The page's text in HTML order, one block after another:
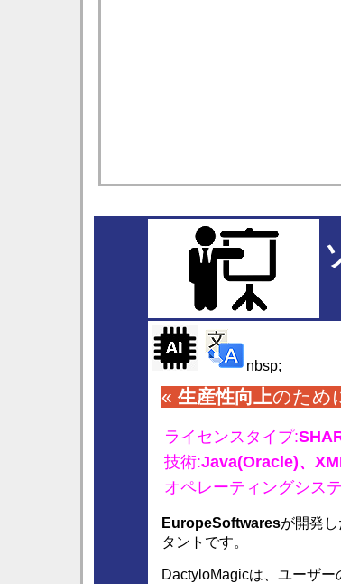
nbsp;
« 生産性向上のため
ライセンスタイプ:
技術:Java(Oracle)、
オペレーティングシス
EuropeSoftwaresが開発し
タントです。
DactyloMagicは、ユーザー